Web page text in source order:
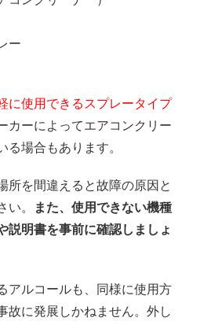
ー
に使用できるスプレータイプ
カーによってエアコンクリー
る場合もあります。
所を間違えると故障の原因と
い。
また、使用できない機種
説明書を事前に確認しましょ
アルコールも、同様に使用方
故に発展しかねません。外し